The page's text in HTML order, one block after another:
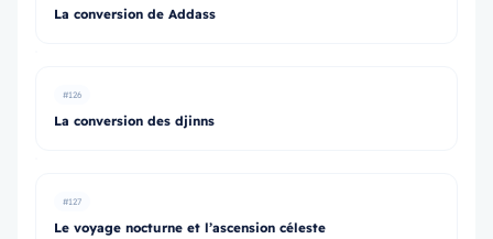
La conversion de Addass
#126
La conversion des djinns
#127
Le voyage nocturne et l’ascension céleste